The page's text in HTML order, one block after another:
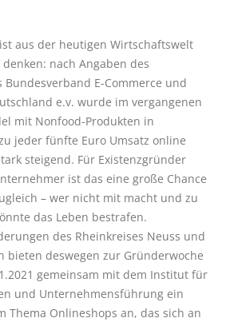
aus der heutigen Wirtschaftswelt
nach Angaben des
Bundesverband E-Commerce und
e.v. wurde im vergangenen
mit Nonfood-Produkten in
jeder fünfte Euro Umsatz online
steigend. Für Existenzgründer
ist das eine große Chance
– wer nicht mit macht und zu
das Leben bestrafen.
des Rheinkreises Neuss und
bieten deswegen zur Gründerwoche
gemeinsam mit dem Institut für
und Unternehmensführung ein
Thema Onlineshops an, das sich an